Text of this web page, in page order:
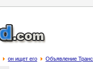
он ищет его Объявление